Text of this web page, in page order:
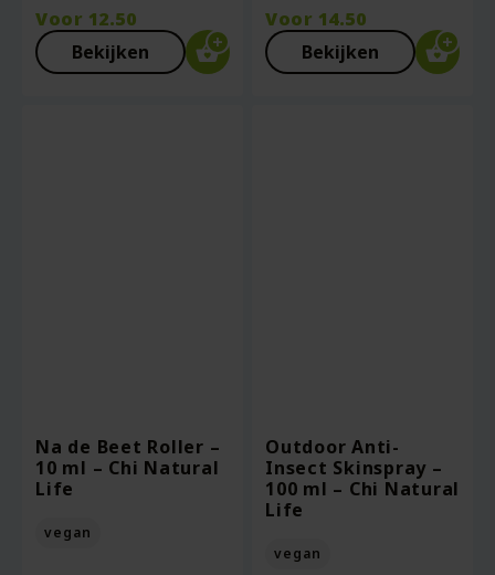
Voor 12.50
Bekijken
Voor 14.50
Bekijken
Na de Beet Roller –
10 ml – Chi Natural
Life
vegan
Outdoor Anti-
Insect Skinspray –
100 ml – Chi Natural
Life
vegan